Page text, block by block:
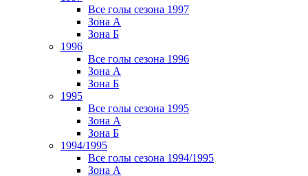
Все голы сезона 1997
Зона А
Зона Б
1996
Все голы сезона 1996
Зона А
Зона Б
1995
Все голы сезона 1995
Зона А
Зона Б
1994/1995
Все голы сезона 1994/1995
Зона А